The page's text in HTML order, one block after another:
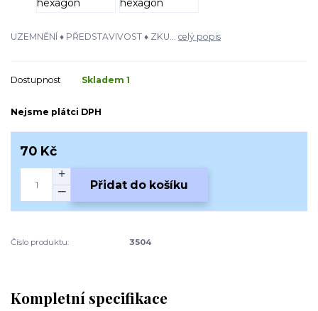
UZEMNĚNÍ ♦ PŘEDSTAVIVOST ♦ ZKU... celý popis
Dostupnost Skladem 1
Nejsme plátci DPH
70 Kč
Přidat do košíku
Číslo produktu: 3504
Kompletní specifikace